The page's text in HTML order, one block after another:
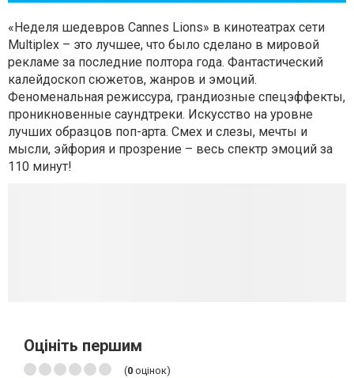
«Неделя шедевров Cannes Lions» в кинотеатрах сети
Multiplex – это лучшее, что было сделано в мировой
рекламе за последние полтора года. Фантастический
калейдоскоп сюжетов, жанров и эмоций.
Феноменальная режиссура, грандиозные спецэффекты,
проникновенные саундтреки. Искусство на уровне
лучших образцов поп-арта. Смех и слезы, мечты и
мысли, эйфория и прозрение – весь спектр эмоций за
110 минут!
Оцініть першим
(0 оцінок)